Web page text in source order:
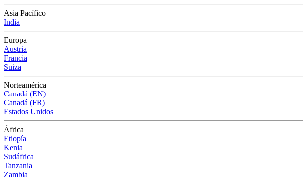
Asia Pacífico
India
Europa
Austria
Francia
Suiza
Norteamérica
Canadá (EN)
Canadá (FR)
Estados Unidos
África
Etiopía
Kenia
Sudáfrica
Tanzania
Zambia